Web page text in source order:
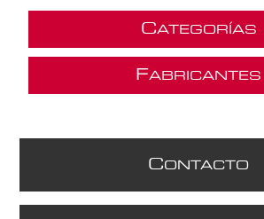
CATEGORÍAS
FABRICANTES
CONTACTO